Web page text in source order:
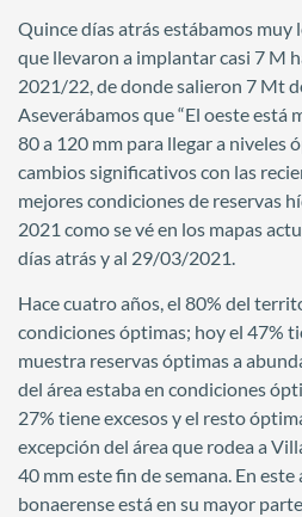
Quince días atrás estábamos muy
que llevaron a implantar casi 7 M
2021/22, de donde salieron 7 Mt
Aseverábamos que “El oeste
80 a 120 mm para llegar a niveles
cambios significativos con las
mejores condiciones de reservas
2021 como se vé en los mapas
días atrás y al 29/03/2021.
Hace cuatro años, el 80% del
condiciones óptimas; hoy el 47%
muestra reservas óptimas a
del área estaba en condiciones
27% tiene excesos y el resto
excepción del área que rodea a
40 mm este fin de semana. En
bonaerense está en su mayor